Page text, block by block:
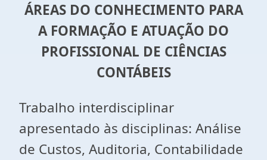
ÁREAS DO CONHECIMENTO PARA
A FORMAÇÃO E ATUAÇÃO DO
PROFISSIONAL DE CIÊNCIAS
CONTÁBEIS
Trabalho interdisciplinar
apresentado às disciplinas: Análise
de Custos, Auditoria, Contabilidade